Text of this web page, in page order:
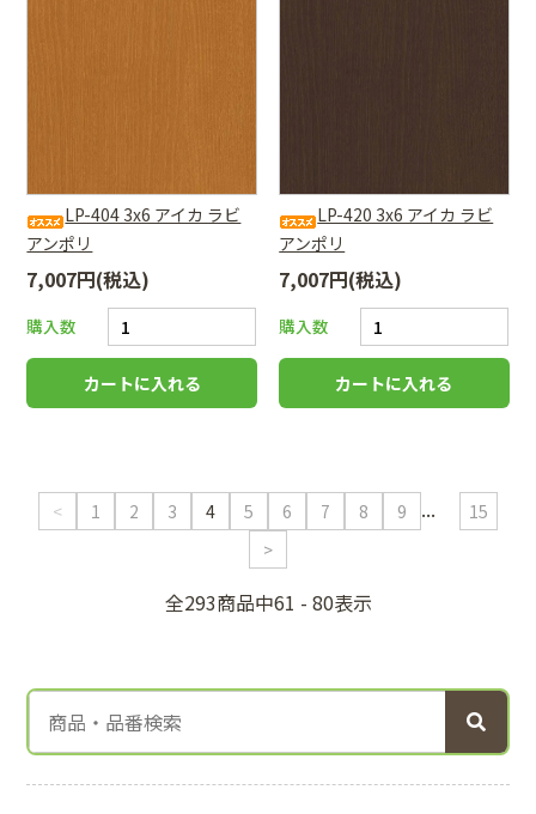
LP-404 3x6 アイカ ラビ
アンポリ
7,007円(税込)
購入数
LP-420 3x6 アイカ ラビ
アンポリ
7,007円(税込)
購入数
< 1 2 3 4 5 6 7 8 9 ...
15
>
全293商品中61 - 80表示